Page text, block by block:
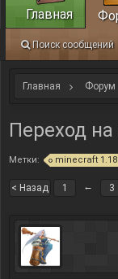
Главная Форум
Переход
Метки: minecraft 1.18
< Назад 1 ← 3
Главная
Поиск сообщений